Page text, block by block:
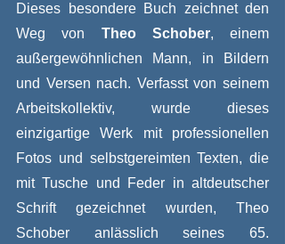
Dieses besondere Buch zeichnet den
Weg von Theo Schober, einem
außergewöhnlichen Mann, in Bildern
und Versen nach. Verfasst von seinem
Arbeitskollektiv, wurde dieses
einzigartige Werk mit professionellen
Fotos und selbstgereimten Texten, die
mit Tusche und Feder in altdeutscher
Schrift gezeichnet wurden,
Theo
Schober anlässlich seines 65.